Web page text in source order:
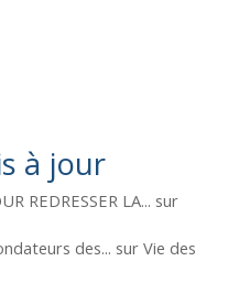
à jour
REDRESSER LA... sur
des... surVie des